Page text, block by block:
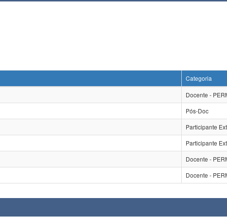
Categoria
Docente -
Pós-Doc
Participante
Participante
Docente -
Docente -